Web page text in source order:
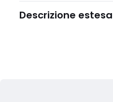
Descrizione estesa